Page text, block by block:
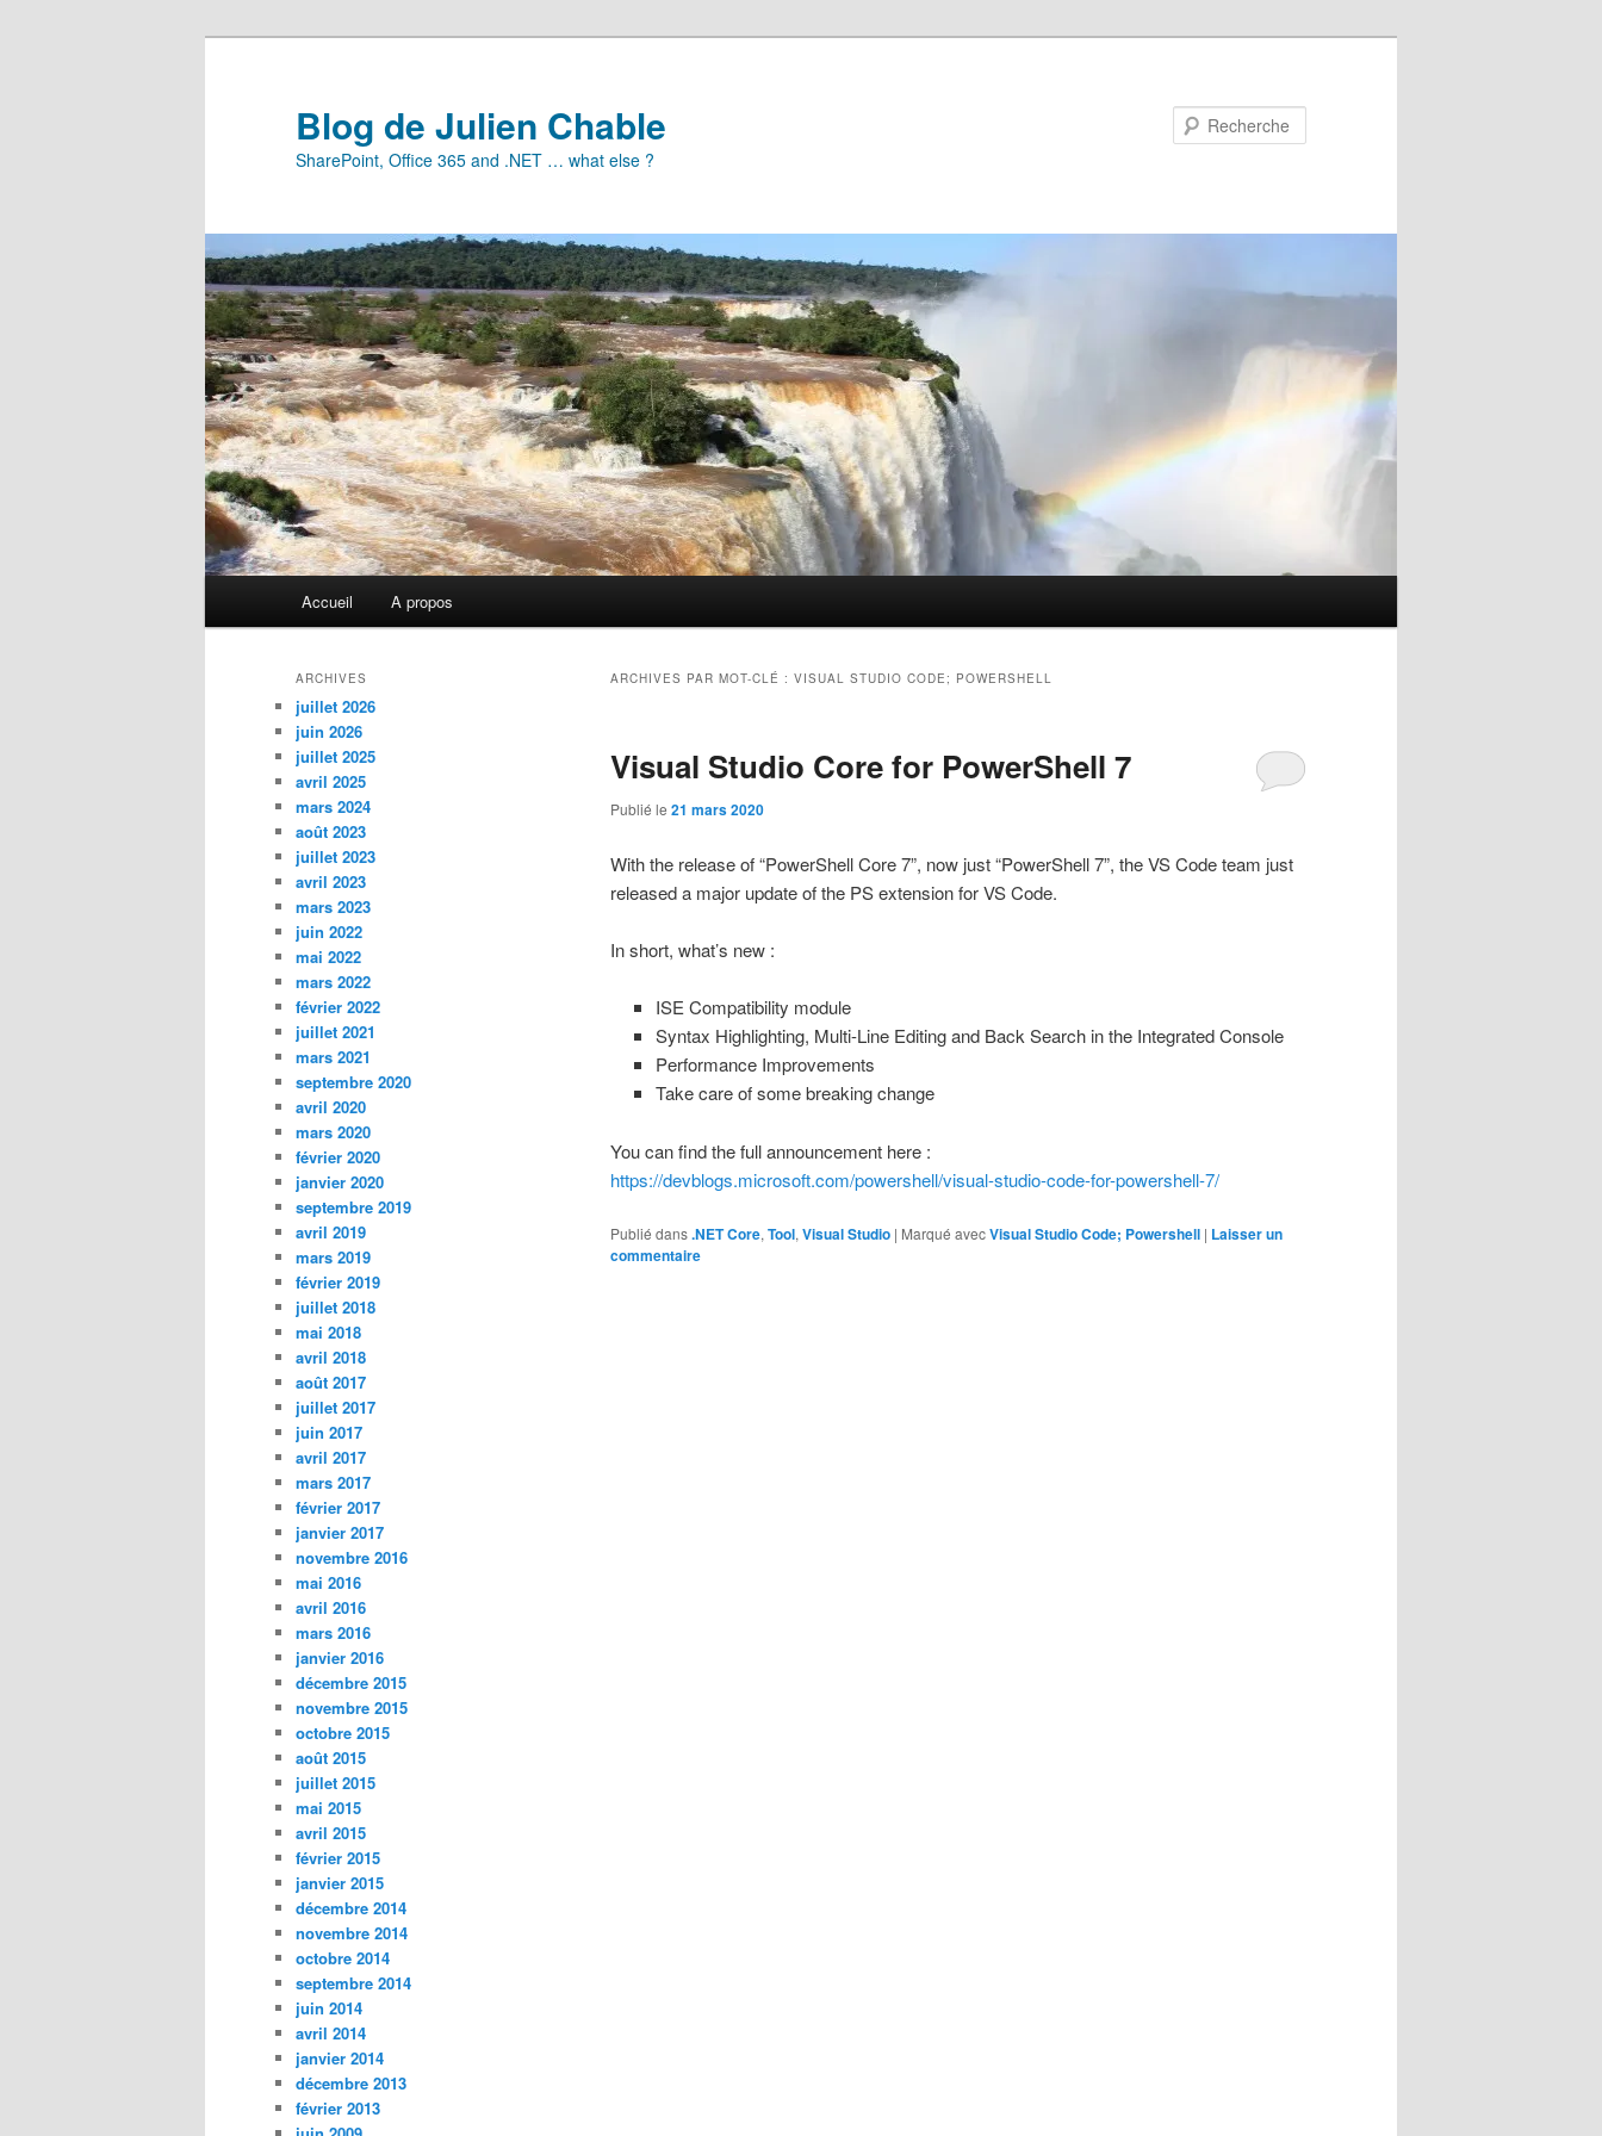
Blog de Julien Chable
SharePoint, Office 365 and .NET … what else ?
Accueil A propos
ARCHIVES PAR MOT-CLÉ : VISUAL STUDIO CODE; POWERSHELL
Visual Studio Core for PowerShell 7
Publié le 21 mars 2020
With the release of “PowerShell Core 7”, now just “PowerShell 7”, the VS Code team just
released a major update of the PS extension for VS Code.
In short, what’s new :
ISE Compatibility module
Syntax Highlighting, Multi-Line Editing and Back Search in the Integrated Console
Performance Improvements
Take care of some breaking change
You can find the full announcement here :
https://devblogs.microsoft.com/powershell/visual-studio-code-for-powershell-7/
Publié dans.NET Core, Tool, Visual Studio | Marqué avecVisual Studio Code; Powershell | Laisser un
commentaire
ARCHIVES
juillet 2026
juin 2026
juillet 2025
avril 2025
mars 2024
août 2023
juillet 2023
avril 2023
mars 2023
juin 2022
mai 2022
mars 2022
février 2022
juillet 2021
mars 2021
septembre 2020
avril 2020
mars 2020
février 2020
janvier 2020
septembre 2019
avril 2019
mars 2019
février 2019
juillet 2018
mai 2018
avril 2018
août 2017
juillet 2017
juin 2017
avril 2017
mars 2017
février 2017
janvier 2017
novembre 2016
mai 2016
avril 2016
mars 2016
janvier 2016
décembre 2015
novembre 2015
octobre 2015
août 2015
juillet 2015
mai 2015
avril 2015
février 2015
janvier 2015
décembre 2014
novembre 2014
octobre 2014
septembre 2014
juin 2014
avril 2014
janvier 2014
décembre 2013
février 2013